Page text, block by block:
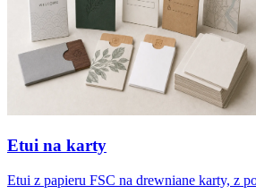
Etui na karty
Etui z papieru FSC na drewniane karty, z